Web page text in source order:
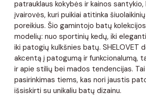
patrauklaus kokybės ir kainos
įvairovės, kuri puikiai atitinka
poreikius. Šio gamintojo batų
modelių: nuo ​​sportinių kedų, iki
iki patogių kulkšnies batų. SHELOVET
akcentą į patogumą ir funkcionalumą,
ir apie stilių bei mados tendencijas. Tai
pasirinkimas tiems, kas nori jaustis
išsiskirti su unikaliu batų dizainu.